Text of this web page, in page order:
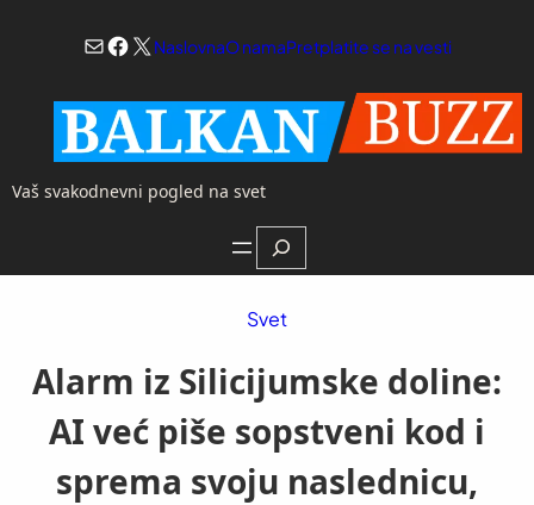
Mail
Facebook
X NaslovnaO namaPretplatite se na vesti
Vaš svakodnevni pogled na svet
Search
Svet
Alarm iz Silicijumske doline:
AI već piše sopstveni kod i
sprema svoju naslednicu,